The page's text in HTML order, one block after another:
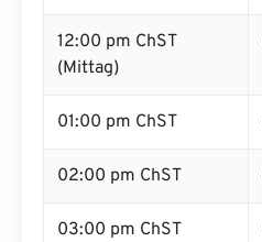
12:00 pm ChST
(Mittag)
01:00 pm ChST
02:00 pm ChST
03:00 pm ChST